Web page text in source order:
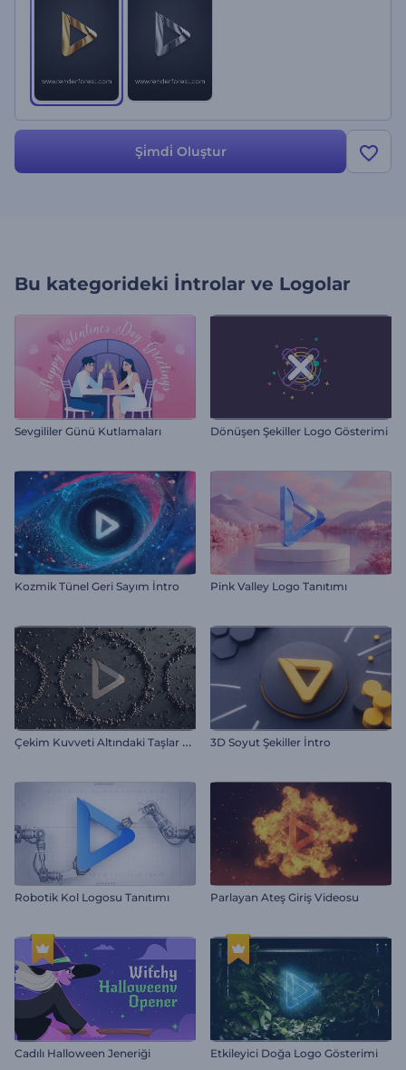
Şi̇mdi̇ Oluştur
Bu kategorideki İntrolar ve Logolar
Sevgililer Günü Kutlamaları Dönüşen Şekiller Logo Gösterimi
Kozmik Tünel Geri Sayım İntro Pink Valley Logo Tanıtımı
Ç
ekim Kuvveti Altındaki Taşlar Giriş Videosu 3D Soyut Şekiller İntro
Robotik Kol Logosu Tanıtımı Parlayan Ateş Giriş Videosu
Cadılı Halloween Jeneriği Etkileyici Doğa Logo Gösterimi